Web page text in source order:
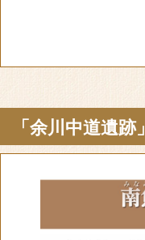
「余川中道遺跡」